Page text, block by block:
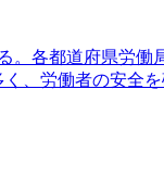
。各都道府県労
、労働者の安全